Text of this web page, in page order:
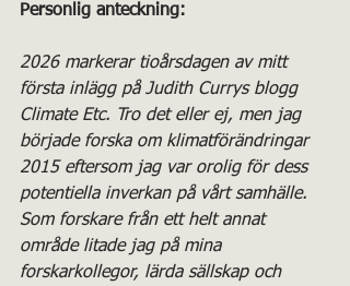
Personlig anteckning:
2026 markerar tioårsdagen av mitt
första inlägg på Judith Currys blogg
Climate Etc. Tro det eller ej, men jag
började forska om klimatförändringar
2015 eftersom jag var orolig för dess
potentiella inverkan på vårt samhälle.
Som forskare från ett helt annat
område litade jag på mina
forskarkollegor, lärda sällskap och